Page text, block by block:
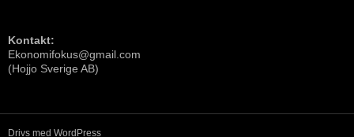
Kontakt:
Ekonomifokus@gmail.com
(Hojjo Sverige AB)
Drivs med WordPress